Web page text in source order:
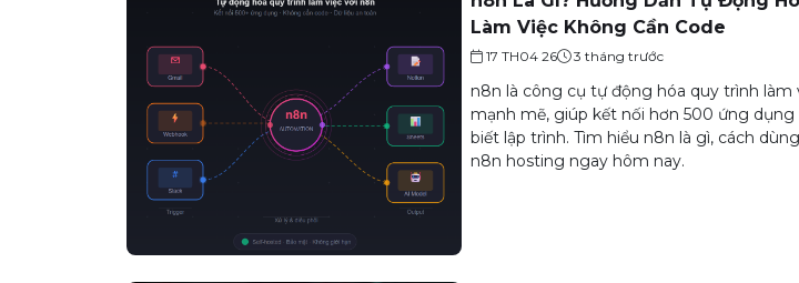
Làm Việc Không Cần Code
17 TH04 26 3 tháng trước
n8n là công cụ tự động hóa quy trình làm
mạnh mẽ, giúp kết nối hơn 500 ứng
biết lập trình. Tìm hiểu n8n là gì, cách
n8n hosting ngay hôm nay.